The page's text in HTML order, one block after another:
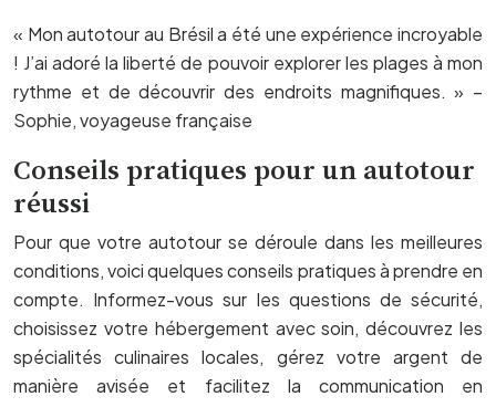
« Mon autotour au Brésil a été une expérience incroyable
! J’ai adoré la liberté de pouvoir explorer les plages à mon
rythme et de découvrir des endroits magnifiques. » –
Sophie, voyageuse française
Conseils pratiques pour un autotour
réussi
Pour que votre autotour se déroule dans les meilleures
conditions, voici quelques conseils pratiques à prendre en
compte. Informez-vous sur les questions de sécurité,
choisissez votre hébergement avec soin, découvrez les
spécialités culinaires locales, gérez votre argent de
manière avisée et facilitez la communication en